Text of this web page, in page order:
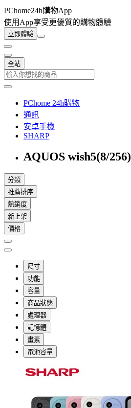
PChome24h購物App
使用App享受更優質的購物體驗
立即體驗
全站
PChome 24h購物
通訊
安卓手機
SHARP
AQUOS wish5(8/256)
分類
推薦排序
熱銷度
新上架
價格
尺寸
功能
容量
商品狀態
處理器
記憶體
畫素
電池容量